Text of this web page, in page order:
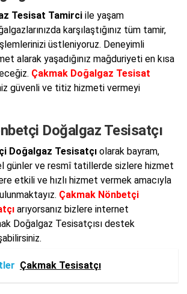
Tesisat Tamirci ile yaşam
karşılaştığınız tüm tamir,
üstleniyoruz. Deneyimli
alarak yaşadığınız mağduriyeti en kısa
Çakmak Doğalgaz Tesisat
güvenli ve titiz hizmeti vermeyi
Doğalgaz Tesisatçı
Doğalgaz Tesisatçı olarak bayram,
günler ve resmî tatillerde sizlere hizmet
etkili ve hızlı hizmet vermek amacıyla
Çakmak Nönbetçi
arıyorsanız bizlere internet
Doğalgaz Tesisatçısı destek
Çakmak Tesisatçı